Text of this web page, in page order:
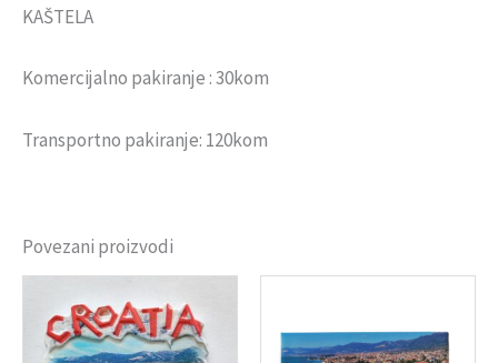
KAŠTELA
Komercijalno pakiranje : 30kom
Transportno pakiranje: 120kom
Povezani proizvodi